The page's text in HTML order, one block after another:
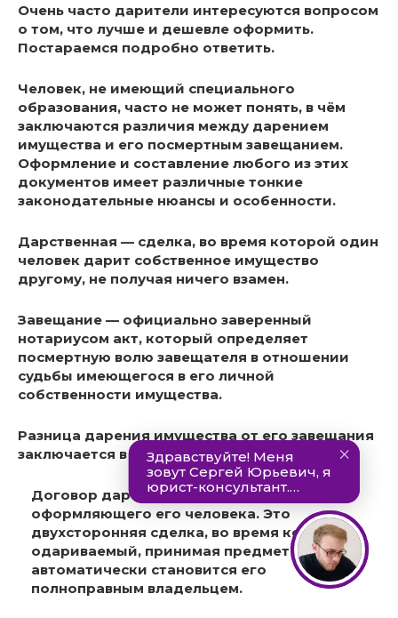
Очень часто дарители интересуются вопросом
о том, что лучше и дешевле оформить.
Постараемся подробно ответить.
Человек, не имеющий специального
образования, часто не может понять, в чём
заключаются различия между дарением
имущества и его посмертным завещанием.
Оформление и составление любого из этих
документов имеет различные тонкие
законодательные нюансы и особенности.
Дарственная — сделка, во время которой один
человек дарит собственное имущество
другому, не получая ничего взамен.
Завещание — официально заверенный
нотариусом акт, который определяет
посмертную волю завещателя в отношении
судьбы имеющегося в его личной
собственности имущества.
Разница дарения имущества от его завещания
заключается в следующем:
Договор дарения составляется при жизни
оформляющего его человека. Это
двухсторонняя сделка, во время которой
одариваемый, принимая предмет дарения,
автоматически становится его
полноправным владельцем.